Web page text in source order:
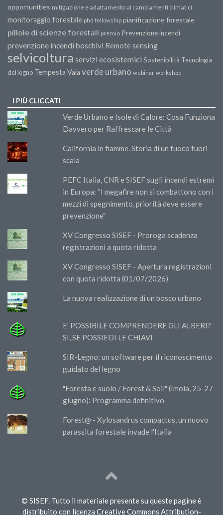
opportunities mitigazione e adattamento ai cambiamenti climatici
monitoraggio forestale phd fellowship pianificazione forestale
pillole di scienze forestali premio Prevenzione incendi
prevenzione incendi boschivi Remote sensing
selvicoltura servizi ecosistemici Sostenibilità Tecnologia
del legno Tempesta Vaia verde urbano webinar workshop
I PIÙ CLICCATI
Verde Urbano e Isole di Calore: Cosa Funziona
Davvero per Raffrescare le Città
California in fiamme. Storia di un fuoco fuori
scala
PEFC Italia, CNR e SISEF sugli incendi estremi
in Europa: “I megafire non si combattono con i
mezzi di spegnimento, priorità deve essere
prevenzione”
XV Congresso SISEF - Proroga scadenza
registrazioni a quota ridotta
XV Congresso SISEF - Apertura registrazioni
con quota ridotta (01/07/2026)
La nuova realizzazione di un bosco urbano
E’ POSSIBILE COMPRENDERE GLI ALBERI?
SI, SE POSSIEDI LE CHIAVI
SIR-Legno: un software per il riconoscimento
guidato del legno
"Foresta e suolo / Forest & Soil" (Imola, 25-27
giugno): Programma definitivo
Forest@ - Xylosandrus compactus, un nuovo
parassita forestale invade l'Italia
© SISEF. Tutto il materiale presente su queste pagine è
distribuito con licenza Creative Commons Attribution-